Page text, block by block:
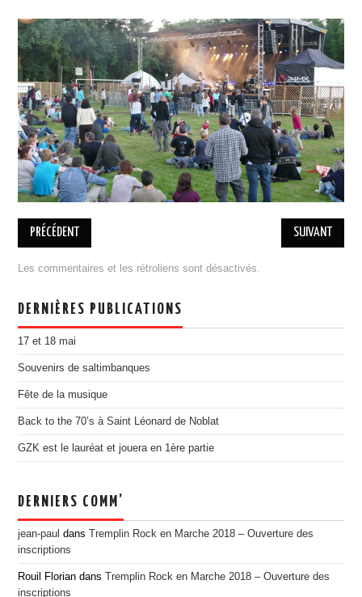
BILLETTERIE 18 MAI COBI
PRATIQUE
ASSOCIATION
L’ÉQUIPE
ADHÉSION, DON
ESPACE MEMBRES
MENTIONS LÉGALES
DESINSCRIPTION
PARTENAIRES
DEVENIR PARTENAIRE
ILS NOUS ONT SOUTENU
PORTOFOLIO
ÉDITION 2021
EDITION 2017
EDITION 2016
EDITION 2015
EDITION 2014
EDITION 2012
CONTACT
PRÉCÉDENT SUIVANT
Les commentaires et les rétroliens sont désactivés.
DERNIÈRES PUBLICATIONS
17 et 18 mai
Souvenirs de saltimbanques
Fête de la musique
Back to the 70’s à Saint Léonard de Noblat
GZK est le lauréat et jouera en 1ère partie
DERNIERS COMM’
jean-paul dansTremplin Rock en Marche 2018 – Ouverture des
inscriptions
Rouil Florian dansTremplin Rock en Marche 2018 – Ouverture des
inscriptions